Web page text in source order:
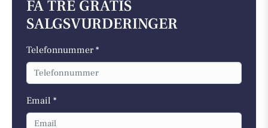
FÅ TRE GRATIS
SALGSVURDERINGER
Telefonnummer *
Email *